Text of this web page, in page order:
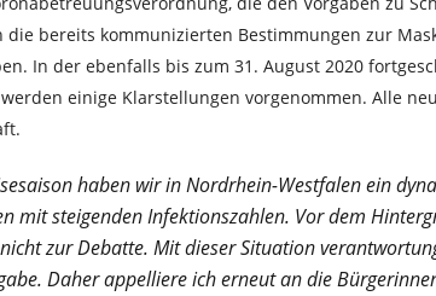
bereits kommunizierten Bestimmungen zur
In der ebenfalls bis zum 31. August 2020
einige Klarstellungen vorgenommen. Alle
haben wir in Nordrhein-Westfalen ein
mit steigenden Infektionszahlen. Vor dem
zur Debatte. Mit dieser Situation
Daher appelliere ich erneut an die